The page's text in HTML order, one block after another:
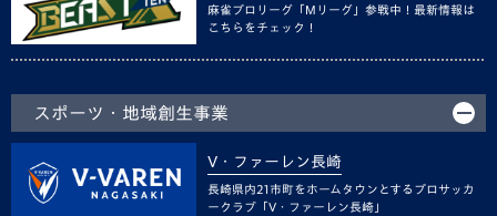
麻雀プロリーグ「Mリーグ」参戦中！最新情報は
こちらをチェック！
スポーツ・地域創生事業
V・ファーレン長崎
長崎県内21市町をホームタウンとするプロサッカ
ークラブ「V・ファーレン長崎」